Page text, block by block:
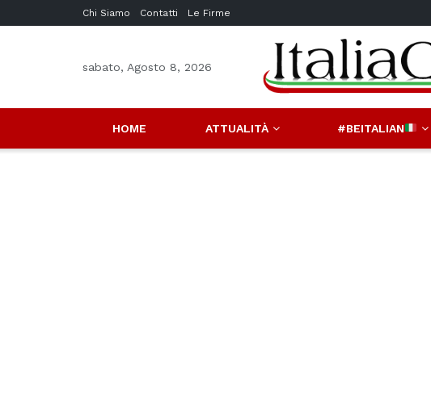
Chi Siamo Contatti Le Firme
sabato, Agosto 8, 2026
HOME ATTUALITÀ #BEITALIAN